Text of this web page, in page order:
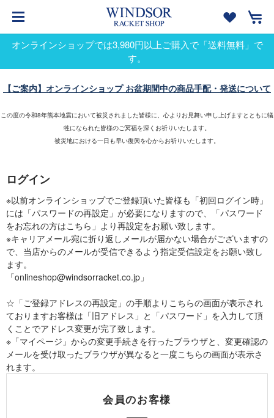
オンラインショップでは3,980円以上ご購入で「送料無料」で
す。
【ご案内】オンラインショップ お盆期間中の商品手配・発送について
この度の令和8年熊本地震において被災されました皆様に、心よりお見舞い申し上げますとともに犠
牲になられた皆様のご冥福を深くお祈りいたします。
被災地における一日も早い復興を心からお祈りいたします。
ログイン
※以前オンラインショップでご登録頂いた皆様も「初回ログイン時」
には「パスワードの再設定」が必要になりますので、「パスワード
をお忘れの方はこちら」より再設定をお願い致します。
※キャリアメール宛に折り返しメールが届かない場合がございますの
で、当店からのメールが受信できるよう指定受信設定をお願い致し
ます。
「onlineshop@windsorracket.co.jp」
☆「ご登録アドレスの再設定」の手順よりこちらの画面が表示され
ておりますお客様は「旧アドレス」と「パスワード」を入力して頂
くことでアドレス変更が完了致します。
※「マイページ」からの変更手続きを行ったブラウザと、変更確認の
メールを受け取ったブラウザが異なると一度こちらの画面が表示さ
れます。
会員のお客様